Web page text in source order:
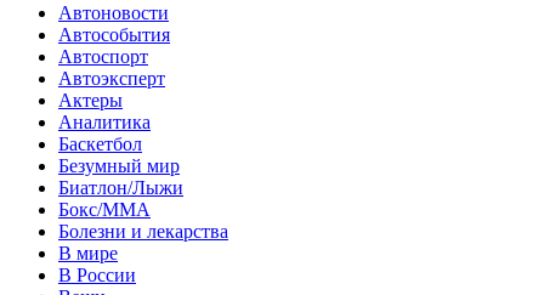
Автоновости
Автособытия
Автоспорт
Автоэксперт
Актеры
Аналитика
Баскетбол
Безумный мир
Биатлон/Лыжи
Бокс/MMA
Болезни и лекарства
В мире
В России